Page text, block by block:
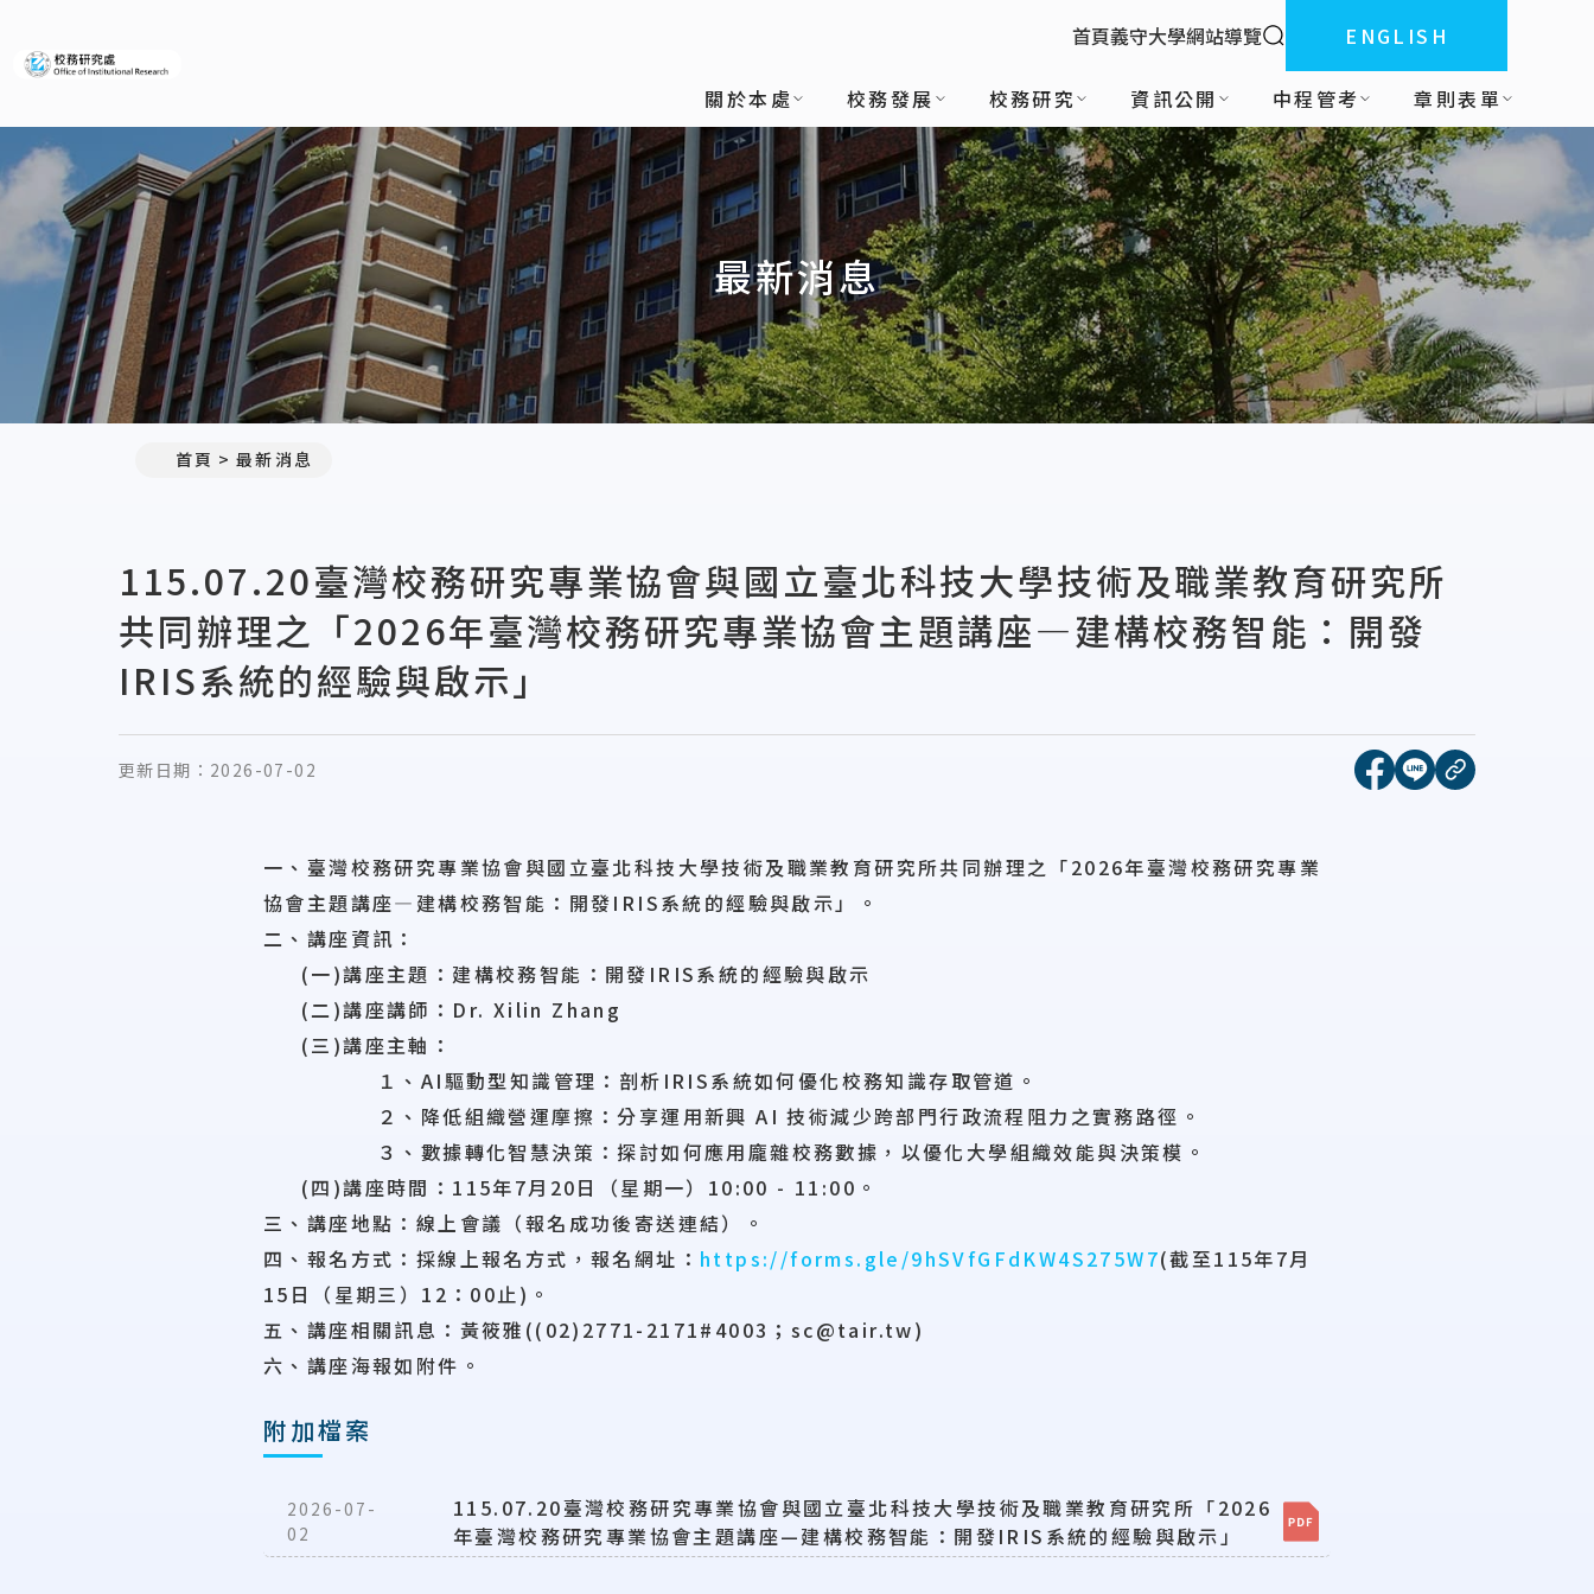
:::
首頁義守大學網站導覽 全站搜索ENGLISH
關於本處 校務發展 校務研究 資訊公開 中程管考 章則表單
最新消息
首頁 最新消息
115.07.20臺灣校務研究專業協會與國立臺北科技大學技術及職業教育研究所
共同辦理之「2026年臺灣校務研究專業協會主題講座—建構校務智能：開發
IRIS系統的經驗與啟示」
更新日期： 2026-07-02 [另開新視窗]分享到
[另開新視窗]分享
複製連結
一、臺灣校務研究專業協會與國立臺北科技大學技術及職業教育研究所共同辦理之「2026年臺灣校務研究專業
協會主題講座—建構校務智能：開發IRIS系統的經驗與啟示」。
二、講座資訊：
(一)講座主題：建構校務智能：開發IRIS系統的經驗與啟示
(二)講座講師：Dr. Xilin Zhang
(三)講座主軸：
１、AI驅動型知識管理：剖析IRIS系統如何優化校務知識存取管道。
２、降低組織營運摩擦：分享運用新興 AI 技術減少跨部門行政流程阻力之實務路徑。
３、數據轉化智慧決策：探討如何應用龐雜校務數據，以優化大學組織效能與決策模。
(四)講座時間：115年7月20日（星期一）10:00 - 11:00。
三、講座地點：線上會議（報名成功後寄送連結）。
四、報名方式：採線上報名方式，報名網址： https://forms.gle/9hSVfGFdKW4S275W7(截至115年7月
15日（星期三）12：00止)。
五、講座相關訊息：黃筱雅((02)2771-2171#4003；sc@tair.tw)
六、講座海報如附件。
附加檔案
2026-07-
02
115.07.20臺灣校務研究專業協會與國立臺北科技大學技術及職業教育研究所「2026
年臺灣校務研究專業協會主題講座—建構校務智能：開發IRIS系統的經驗與啟示」